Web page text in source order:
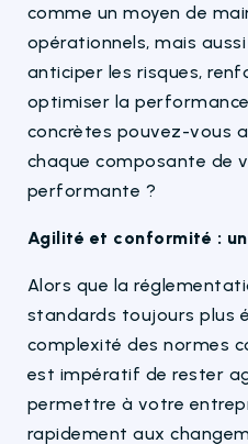
comme un moyen de
opérationnels, mais
anticiper les risques,
optimiser la
concrètes pouvez-vous
chaque composante de
performante ?
Agilité et conformité :
Alors que la
standards toujours plus
complexité des normes
est impératif de rester
permettre à votre
rapidement aux